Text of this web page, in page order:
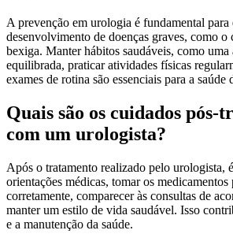
A prevenção em urologia é fundamental para
desenvolvimento de doenças graves, como o
bexiga. Manter hábitos saudáveis, como uma
equilibrada, praticar atividades físicas
exames de rotina são essenciais para a
Quais são os cuidados pós-
com um urologista?
Após o tratamento realizado pelo urologista,
orientações médicas, tomar os medicamentos
corretamente, comparecer às consultas de
manter um estilo de vida saudável. Isso
e a manutenção da saúde.